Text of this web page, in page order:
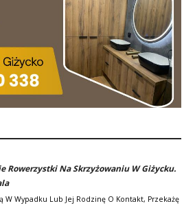
Rowerzystki Na Skrzyżowaniu W Giżycku.
W Wypadku Lub Jej Rodzinę O Kontakt, Przekażę